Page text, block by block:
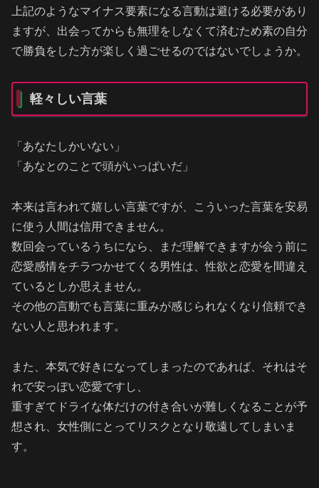
上記のようなマイナス要素になる言動は避ける必要があり
ますが、出会ってからも無理をしなくて済むため素の自分
で勝負をした方が楽しく過ごせるのではないでしょうか。
軽々しい言葉
「あなたしかいない」
「あなとのことで頭がいっぱいだ」
本来は言われて嬉しい言葉ですが、こういった言葉を安易
に使う人間は信用できません。
数回会っているうちになら、まだ理解できますが会う前に
恋愛感情をチラつかせてくる男性は、性欲と恋愛を間違え
ているとしか思えません。
その他の言動でも言葉に重みが感じられなくなり信頼でき
ない人と思われます。
また、本気で好きになってしまったのであれば、それはそ
れで安っぽい恋愛ですし、
重すぎてドライな体だけの付き合いが難しくなることが予
想され、女性側にとってリスクとなり敬遠してしまいま
す。